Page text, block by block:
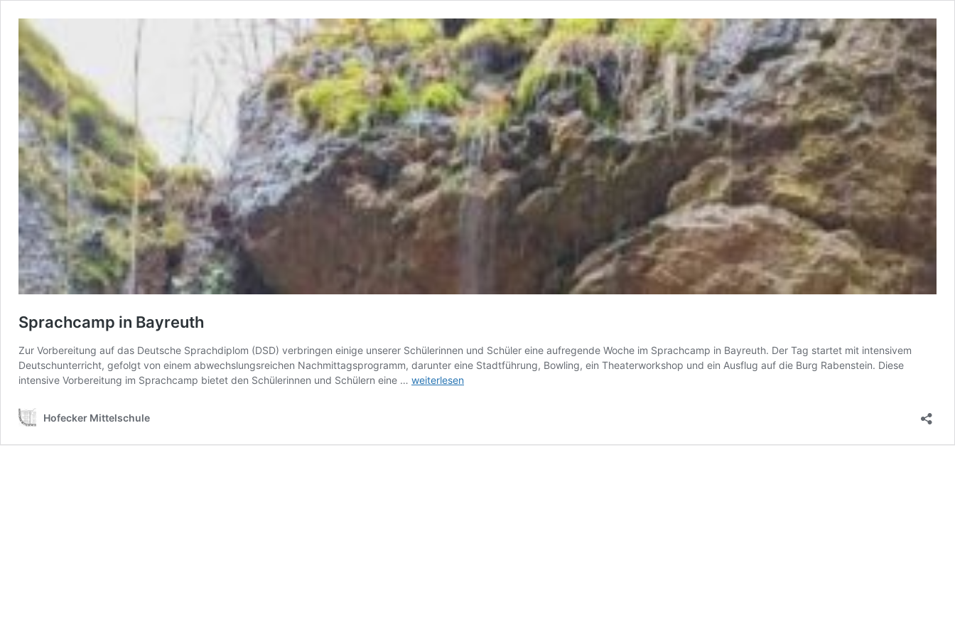
Sprachcamp in Bayreuth
Zur Vorbereitung auf das Deutsche Sprachdiplom (DSD) verbringen einige unserer Schülerinnen und Schüler eine aufregende Woche im Sprachcamp in Bayreuth. Der Tag startet mit intensivem
Deutschunterricht, gefolgt von einem abwechslungsreichen Nachmittagsprogramm, darunter eine Stadtführung, Bowling, ein Theaterworkshop und ein Ausflug auf die Burg Rabenstein. Diese
intensive Vorbereitung im Sprachcamp bietet den Schülerinnen und Schülern eine … Sprachcamp
weiterlesen
Hofecker Mittelschule